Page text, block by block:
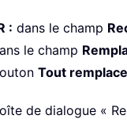
: dans le champ
le champ
Tout
de dialogue «